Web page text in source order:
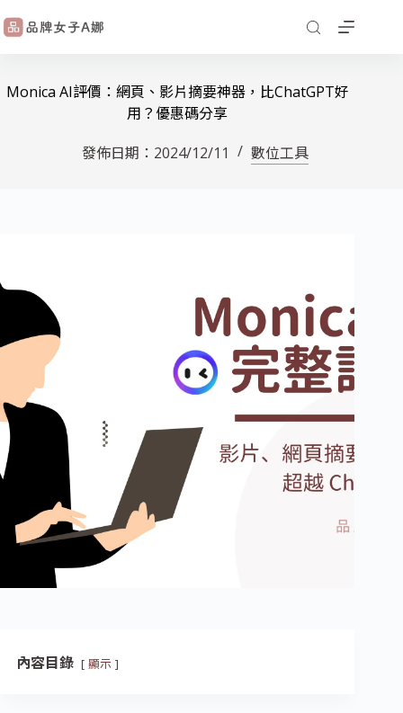
Monica AI評價：網頁、影片摘要神器，比ChatGPT好
用？優惠碼分享
發佈日期： 2024/12/11 數位工具
內容目錄 顯示